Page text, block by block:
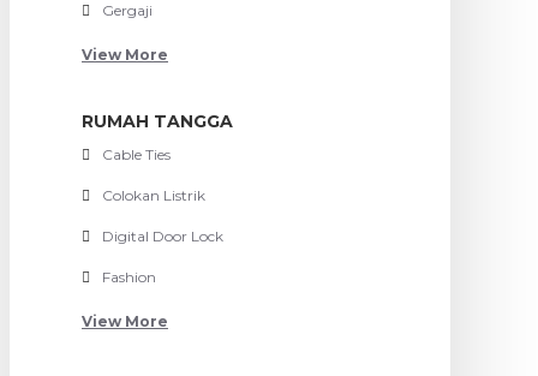
Gergaji
View More
RUMAH TANGGA
Cable Ties
Colokan Listrik
Digital Door Lock
Fashion
View More